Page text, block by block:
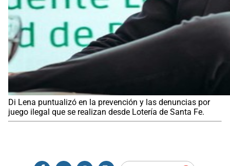
Di Lena puntualizó en la prevención y las denuncias por
juego ilegal que se realizan desde Lotería de Santa Fe.